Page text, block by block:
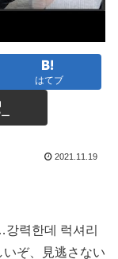
はてブ
2021.11.19
력한데 럭셔리
ぞ、見逃さない